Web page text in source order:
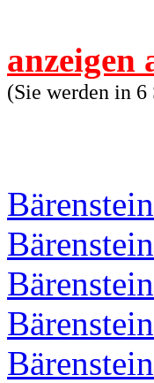
anzeigen
(Sie werden in